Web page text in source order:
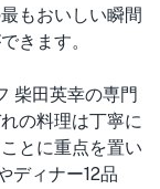
もおいしい瞬間
きます。
柴田英幸の専門
の料理は丁寧に
とに重点を置い
ディナー12品